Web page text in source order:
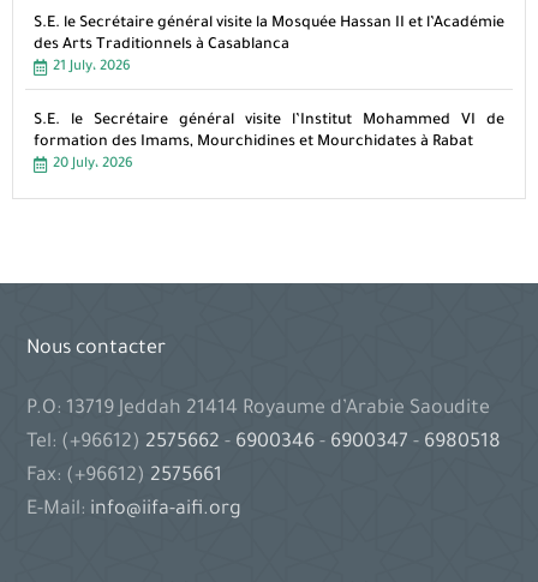
S.E. le Secrétaire général visite la Mosquée Hassan II et l’Académie
des Arts Traditionnels à Casablanca
21 July، 2026
S.E. le Secrétaire général visite l’Institut Mohammed VI de
formation des Imams, Mourchidines et Mourchidates à Rabat
20 July، 2026
Nous contacter
P.O: 13719 Jeddah 21414 Royaume d’Arabie Saoudite
Tel: (+96612) 2575662- 6900346- 6900347- 6980518
Fax: (+96612) 2575661
E-Mail: info@iifa-aifi.org